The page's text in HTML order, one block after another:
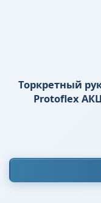
Торкретный
Protoflex